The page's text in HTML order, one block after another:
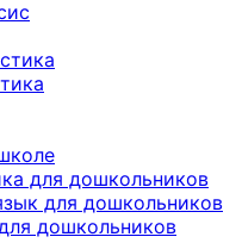
для дошкольников
для дошкольников
дошкольников